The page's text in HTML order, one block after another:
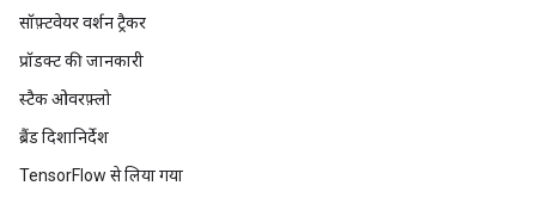
सॉफ़्टवेयर वर्शन ट्रैकर
प्रॉडक्ट की जानकारी
स्टैक ओवरफ़्लो
ब्रैंड दिशानिर्देश
TensorFlow से लिया गया